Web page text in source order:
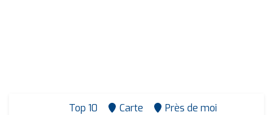
Top 10 Carte Près de moi